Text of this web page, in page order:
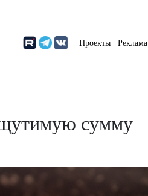
Проекты Реклама
сумму